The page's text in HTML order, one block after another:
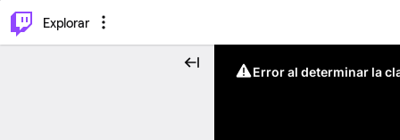
Explorar
Error al determinar la